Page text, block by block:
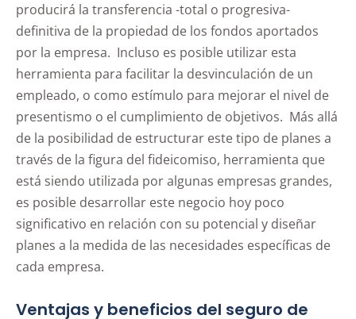
producirá la transferencia -total o progresiva-
definitiva de la propiedad de los fondos aportados
por la empresa. Incluso es posible utilizar esta
herramienta para facilitar la desvinculación de un
empleado, o como estímulo para mejorar el nivel de
presentismo o el cumplimiento de objetivos. Más allá
de la posibilidad de estructurar este tipo de planes a
través de la figura del fideicomiso, herramienta que
está siendo utilizada por algunas empresas grandes,
es posible desarrollar este negocio hoy poco
significativo en relación con su potencial y diseñar
planes a la medida de las necesidades específicas de
cada empresa.
Ventajas y beneficios del seguro de